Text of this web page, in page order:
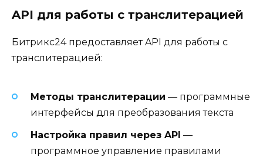
API для работы с транслитерацией
Битрикс24 предоставляет API для работы с
транслитерацией:
Методы транслитерации — программные
интерфейсы для преобразования текста
Настройка правил через API —
программное управление правилами